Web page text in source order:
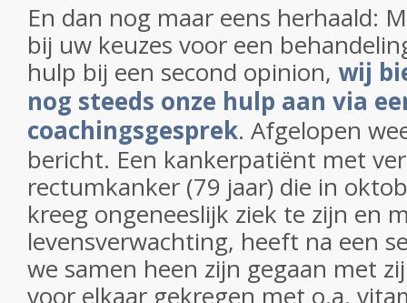
En dan nog maar eens herhaald:
bij uw keuzes voor een
hulp bij een second opinion, wij
nog steeds onze hulp aan via
coachingsgesprek. Afgelopen
bericht. Een kankerpatiënt met
rectumkanker (79 jaar) die in
kreeg ongeneeslijk ziek te zijn en
levensverwachting, heeft na een
we samen heen zijn gegaan met
voor elkaar gekregen met o.a.